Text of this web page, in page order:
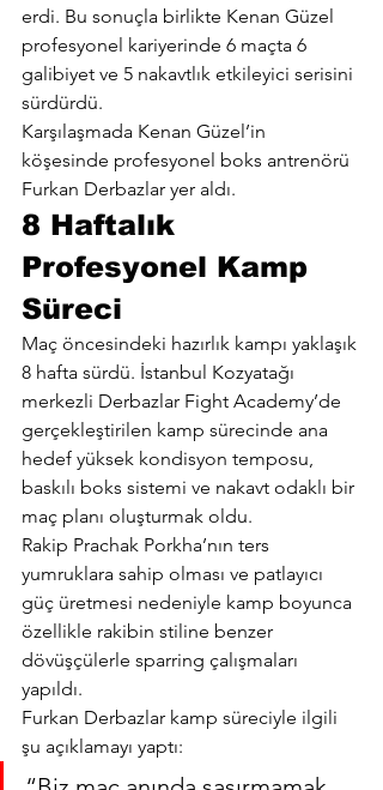
erdi. Bu sonuçla birlikte Kenan Güzel
profesyonel kariyerinde 6 maçta 6
galibiyet ve 5 nakavtlık etkileyici serisini
sürdürdü.
Karşılaşmada Kenan Güzel’in
köşesinde profesyonel boks antrenörü
Furkan Derbazlar yer aldı.
8 Haftalık
Profesyonel Kamp
Süreci
Maç öncesindeki hazırlık kampı yaklaşık
8 hafta sürdü. İstanbul Kozyatağı
merkezli Derbazlar Fight Academy’de
gerçekleştirilen kamp sürecinde ana
hedef yüksek kondisyon temposu,
baskılı boks sistemi ve nakavt odaklı bir
maç planı oluşturmak oldu.
Rakip Prachak Porkha’nın ters
yumruklara sahip olması ve patlayıcı
güç üretmesi nedeniyle kamp boyunca
özellikle rakibin stiline benzer
dövüşçülerle sparring çalışmaları
yapıldı.
Furkan Derbazlar kamp süreciyle ilgili
şu açıklamayı yaptı: